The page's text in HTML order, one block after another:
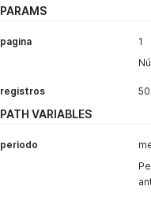
PARAMS
pagina
1
registros 50
PATH VARIABLES
periodo